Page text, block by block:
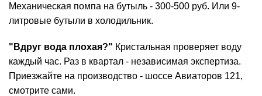
Механическая помпа на бутыль - 300-500 руб. Или 9-
литровые бутыли в холодильник.
"Вдруг вода плохая?" Кристальная проверяет воду
каждый час. Раз в квартал - независимая экспертиза.
Приезжайте на производство - шоссе Авиаторов 121,
смотрите сами.